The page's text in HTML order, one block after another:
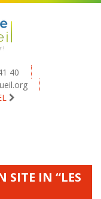
40
SITE IN “LES